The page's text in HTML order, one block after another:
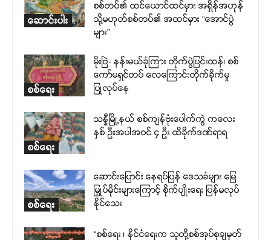
ဆောင်းပါး
စစ်တပ်၏ ထင်ယောင်ထင်မှား အရှိန်အဟုန်
သို့မဟုတ်စစ်တပ်၏ အထင်မှား “အောင်ပွဲ
များ”
စစ်ရေး
မိုးဗြဲ- နန်းမယ်ခုံကြား တိုက်ပွဲပြင်းထန်၊ စစ်
ကော်မရှင်တပ် လေကြောင်းတိုက်ခိုက်မှု
ပြုလုပ်နေ
စစ်ရေး
သန္နီမြို့နယ် စစ်ကျန်ဗုံးပေါက်ကွဲ ကလေး
နှစ် ဦးအပါအဝင် ၄ ဦး ထိခိုက်ဒဏ်ရာရ
စစ်ရေး
ဆောင်းပြောင်း နေရပ်ပြန် ဒေသခံများ မြေ
မြှုပ်မိုင်းများကြောင့် စိုက်ပျိုးရေး ပြန်မလုပ်
နိုင်သေး
“စစ်ရေး ၊ နိုင်ငံရေးက သူတို့စစ်အုပ်စုချမှတ်